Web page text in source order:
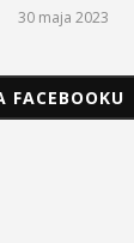
30 maja 2023
FACEBOOKU